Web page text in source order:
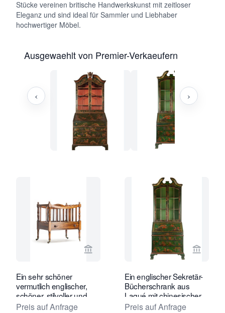
Stücke vereinen britische Handwerkskunst mit zeitloser
Eleganz und sind ideal für Sammler und Liebhaber
hochwertiger Möbel.
Ausgewaehlt von Premier-Verkaeufern
‹ ›
Verkaeuferseite von Toebosch
Ein sehr schöner
vermutlich englischer,
schöner, stilvoller und
nützlicher Canterbury
Preis auf Anfrage
Ein englischer Sekretär-
Bücherschrank aus
Laqué mit chinesischer
Dekoration
Preis auf Anfrage